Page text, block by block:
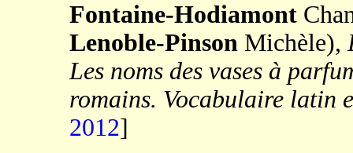
Fontaine-Hodiamont
Lenoble-Pinson Michèle),
Les noms des vases à
romains. Vocabulaire latin
2012]